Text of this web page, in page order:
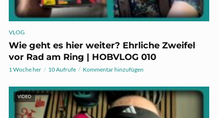
VLOG
Wie geht es hier weiter? Ehrliche Zweifel
vor Rad am Ring | HOBVLOG 010
1 Woche her 10 Aufrufe Kommentar hinzufügen
VIDEO